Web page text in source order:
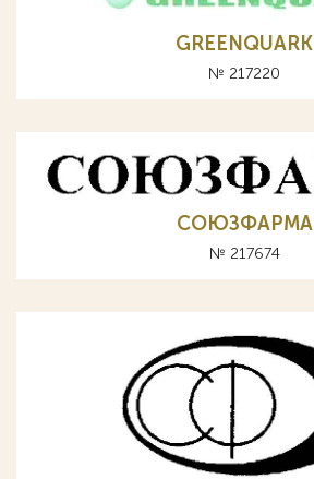
GREENQUARK
№ 217220
СОЮЗФАРМА
№ 217674